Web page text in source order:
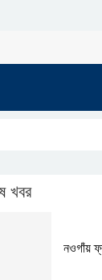
খবর
নওগাঁয়